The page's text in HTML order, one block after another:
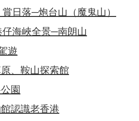
日落─炮台山（魔鬼山）
海峽全景─南朗山
遊
、鞍山探索館
園
認識老香港